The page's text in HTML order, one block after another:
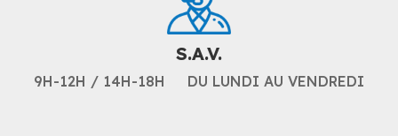
S.A.V.
9H-12H / 14H-18H DU LUNDI AU VENDREDI